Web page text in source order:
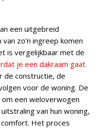
een uitgebreid
zo’n ingreep komen
is vergelijkbaar met de
je een dakraam gaat
de constructie, de
voor de woning. De
een weloverwogen
van hun woning,
Het proces